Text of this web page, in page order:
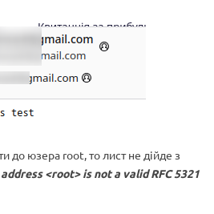
до юзера root, то лист не дійде з
<root> is not a valid RFC 5321